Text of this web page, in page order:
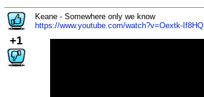
+1
Keane - Somewhere only we know
https://www.youtube.com/watch?v=Oextk-If8HQ